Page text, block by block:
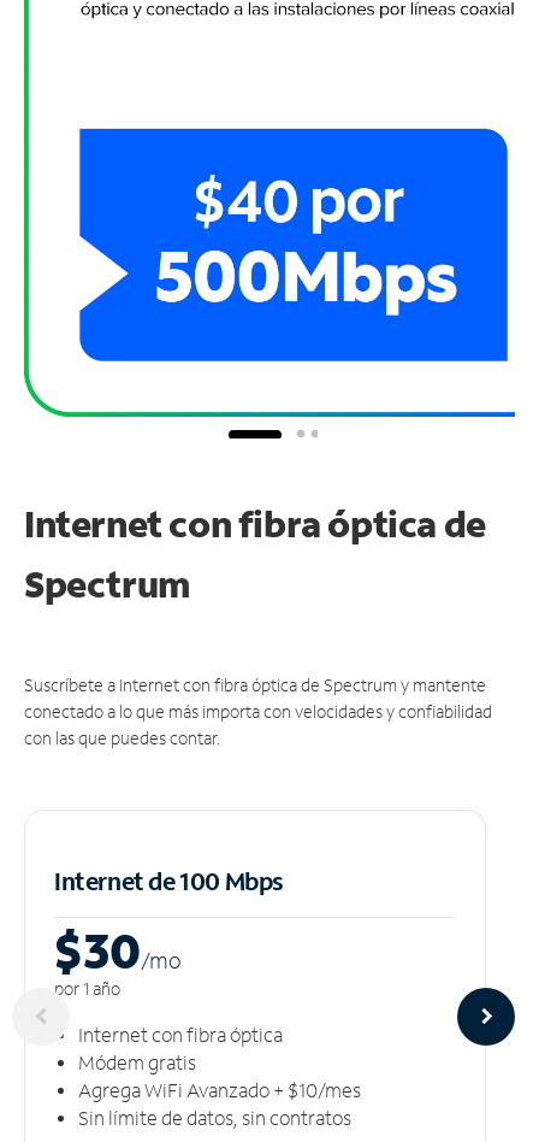
Internet con fibra óptica de
Spectrum
Suscríbete a Internet con fibra óptica de Spectrum y mantente
conectado a lo que más importa con velocidades y confiabilidad
con las que puedes contar.
Internet de 100 Mbps
$30/mo
por 1 año
Internet con fibra óptica
Módem gratis
Agrega WiFi Avanzado + $10/mes
Sin límite de datos, sin contratos